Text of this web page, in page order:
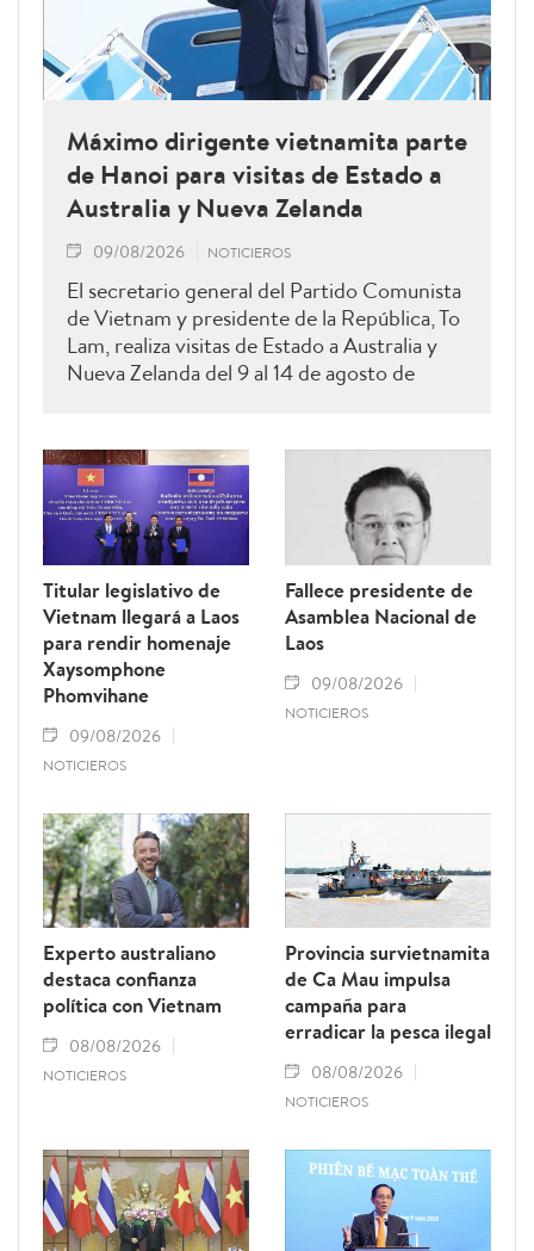
Máximo dirigente vietnamita parte
de Hanoi para visitas de Estado a
Australia y Nueva Zelanda
09/08/2026 NOTICIEROS
El secretario general del Partido Comunista
de Vietnam y presidente de la República, To
Lam, realiza visitas de Estado a Australia y
Nueva Zelanda del 9 al 14 de agosto de
Titular legislativo de
Vietnam llegará a Laos
para rendir homenaje
Xaysomphone
Phomvihane
09/08/2026
NOTICIEROS
Fallece presidente de
Asamblea Nacional de
Laos
09/08/2026
NOTICIEROS
Experto australiano
destaca confianza
política con Vietnam
08/08/2026
NOTICIEROS
Provincia survietnamita
de Ca Mau impulsa
campaña para
erradicar la pesca ilegal
08/08/2026
NOTICIEROS